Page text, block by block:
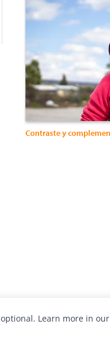
Contraste y
Learn more in our